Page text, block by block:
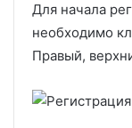
Для начала
необходимо
Правый,